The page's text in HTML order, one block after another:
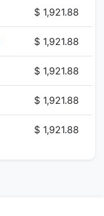
$ 1,921.88
$ 1,921.88
$ 1,921.88
$ 1,921.88
$ 1,921.88